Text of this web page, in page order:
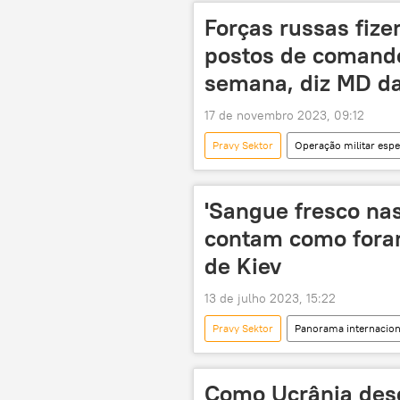
Forças russas
postos de
semana, diz MD
17 de novembro 2023, 09:12
Pravy Sektor Operação militar
Forças Armadas da Rússia
Forças Armadas
Forças
'Sangue fresco
contam como
de Kiev
13 de julho 2023, 15:22
Pravy Sektor Panorama
Vilnius
Lituânia
Como Ucrânia